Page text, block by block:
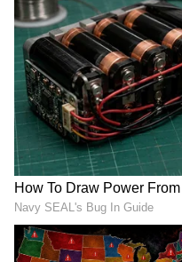
ಕುರಿತು ಸಲ್ಲಿಕೆಯಾಗಿದ್ದ
ಲೋಕಾಯುಕ್ತ
ಕ್ರಿಮಿನಲ್ ಮಿಸ್‌ಕಂಡಕ್ಟ್
ಭ್ರಷ್ಟಾಚಾರ ಮತ್ತು
ಅಧಿಕೃತವಾಗಿ ಎಫ್‌ಐಆರ್
ಚುನಾವಣಾ
ದೊಡ್ಡ ಮಟ್ಟದ ಅಕ್ರಮ
ತೆರೆಸುವಂತಾಗಿದ್ದು,
ಅಬಕಾರಿ ಇಲಾಖೆಯ